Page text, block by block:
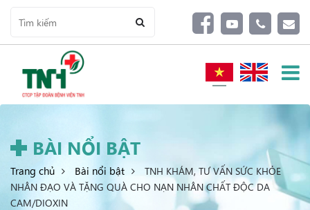
BÀI NỔI BẬT
Trang chủ Bài nổi bật
TNH KHÁM, TƯ VẤN SỨC KHỎE
NHÂN ĐẠO VÀ TẶNG QUÀ CHO NẠN NHÂN CHẤT ĐỘC DA
CAM/DIOXIN